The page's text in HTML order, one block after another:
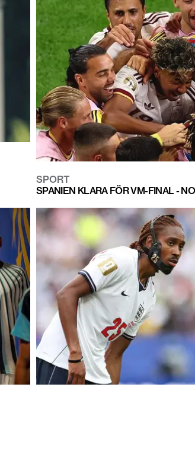
SPORT
SPANIEN KLARA FÖR VM-FINAL -